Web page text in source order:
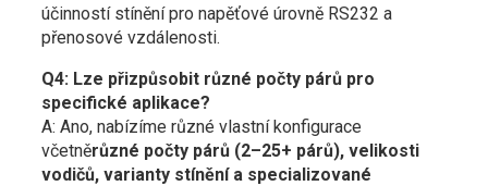
účinností stínění pro napěťové úrovně RS232 a
přenosové vzdálenosti.
Q4: Lze přizpůsobit různé počty párů pro
specifické aplikace?
A: Ano, nabízíme různé vlastní konfigurace
včetněrůzné počty párů (2–25+ párů), velikosti
vodičů, varianty stínění a specializované